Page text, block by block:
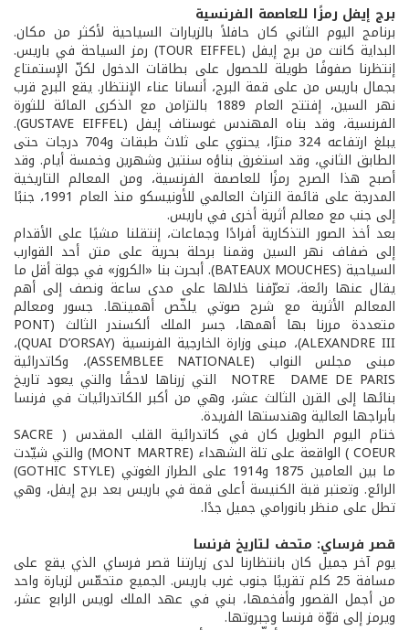
برج إيفل رمزًا للعاصمة الفرنسية
برنامج اليوم الثاني كان حافلاً بالزيارات السياحية لأكثر من مكان.
البداية كانت من برج إيفل (TOUR EIFFEL) رمز السياحة في باريس.
إنتظرنا صفوفًا طويلة للحصول على بطاقات الدخول لكنّ الإستمتاع
بجمال باريس من على قمة البرج، أنسانا عناء الإنتظار. يقع البرج قرب
نهر السين، إفتتح العام 1889 بالتزامن مع الذكرى المائة للثورة
الفرنسية، وقد بناه المهندس غوستاف إيفل (GUSTAVE EIFFEL).
يبلغ ارتفاعه 324 مترًا، يحتوي على ثلاث طبقات و704 درجات حتى
الطابق الثاني، وقد استغرق بناؤه سنتين وشهرين وخمسة أيام. وقد
أصبح هذا الصرح رمزًا للعاصمة الفرنسية، ومن المعالم التاريخية
المدرجة على قائمة التراث العالمي للأونيسكو منذ العام 1991، جنبًا
إلى جنب مع معالم أثرية أخرى في باريس.
بعد أخذ الصور التذكارية أفرادًا وجماعات، إنتقلنا مشيًا على الأقدام
إلى ضفاف نهر السين وقمنا برحلة بحرية على متن أحد القوارب
السياحية (BATEAUX MOUCHES). أبحرت بنا «الكروز» في جولة أقل ما
يقال عنها رائعة، تعرّفنا خلالها على مدى ساعة ونصف إلى أهم
المعالم الأثرية مع شرح صوتي يلخّص أهميتها. جسور ومعالم
متعددة مررنا بها أهمها، جسر الملك ألكسندر الثالث (PONT
ALEXANDRE III)، مبنى وزارة الخارجية الفرنسية (QUAI D’ORSAY)،
مبنى مجلس النواب (ASSEMBLEE NATIONALE)، وكاتدرائية
NOTRE DAME DE PARIS التي زرناها لاحقًا والتي يعود تاريخ
بنائها إلى القرن الثالث عشر، وهي من أكبر الكاتدرائيات في فرنسا
بأبراجها العالية وهندستها الفريدة.
ختام اليوم الطويل كان في كاتدرائية القلب المقدس ( SACRE
COEUR ) الواقعة على تلة الشهداء (MONT MARTRE) والتي شيّدت
ما بين العامين 1875 و1914 على الطراز الغوتي (GOTHIC STYLE)
الرائع. وتعتبر قبة الكنيسة أعلى قمة في باريس بعد برج إيفل، وهي
تطل على منظر بانورامي جميل جدًا.
قصر فرساي: متحف لتاريخ فرنسا
يوم آخر جميل كان بانتظارنا لدى زيارتنا قصر فرساي الذي يقع على
مسافة 25 كلم تقريبًا جنوب غرب باريس. الجميع متحمّس لزيارة واحد
من أجمل القصور وأفخمها، بني في عهد الملك لويس الرابع عشر،
ويرمز إلى قوّة فرنسا وجبروتها.